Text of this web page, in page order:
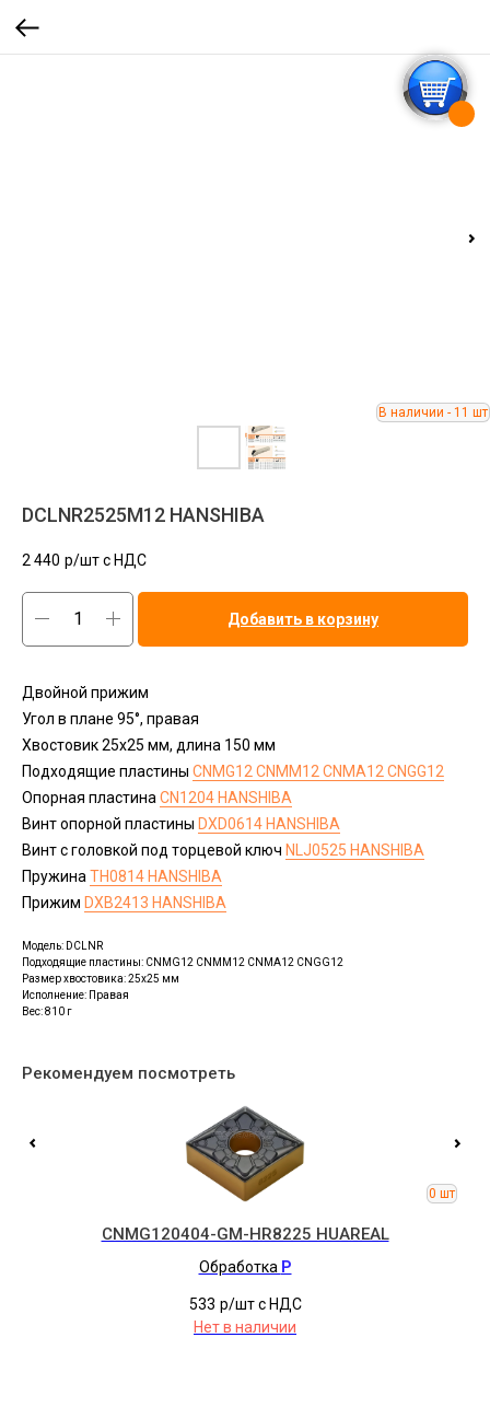
DCLNR2525M12 HANSHIBA
2 440 р/шт c НДС
Добавить в корзину
Двойной прижим
Угол в плане 95°, правая
Хвостовик 25х25 мм, длина 150 мм
Подходящие пластины CNMG12 CNMM12 CNMA12 CNGG12
Опорная пластина CN1204 HANSHIBA
Винт опорной пластины DXD0614 HANSHIBA
Винт с головкой под торцевой ключ NLJ0525 HANSHIBA
Пружина TH0814 HANSHIBA
Прижим DXB2413 HANSHIBA
Модель: DCLNR
Подходящие пластины: CNMG12 CNMM12 CNMA12 CNGG12
Размер хвостовика: 25x25 мм
Исполнение: Правая
Вес: 810 г
Рекомендуем посмотреть
CNMG120404-GM-HR8225 HUAREAL
Обработка P
533 р/шт c НДС
Нет в наличии